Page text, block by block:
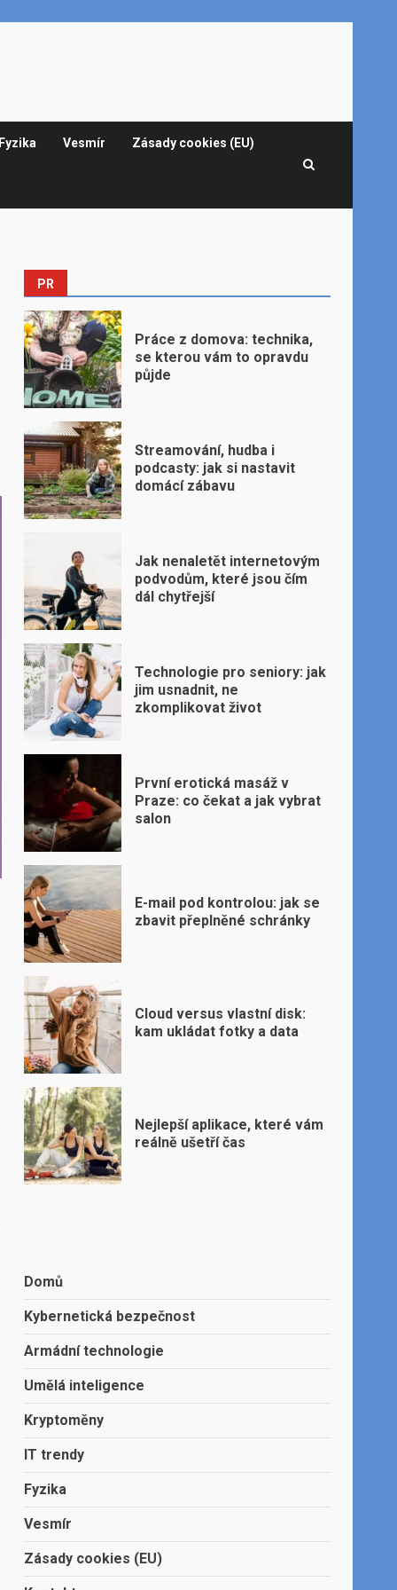
Fyzika Vesmír Zásady cookies (EU)
PR
Práce z domova: technika,
se kterou vám to opravdu
půjde
Streamování, hudba i
podcasty: jak si nastavit
domácí zábavu
Jak nenaletět internetovým
podvodům, které jsou čím
dál chytřejší
Technologie pro seniory: jak
jim usnadnit, ne
zkomplikovat život
První erotická masáž v
Praze: co čekat a jak vybrat
salon
E-mail pod kontrolou: jak se
zbavit přeplněné schránky
Cloud versus vlastní disk:
kam ukládat fotky a data
Nejlepší aplikace, které vám
reálně ušetří čas
Domů
Kybernetická bezpečnost
Armádní technologie
Umělá inteligence
Kryptoměny
IT trendy
Fyzika
Vesmír
Zásady cookies (EU)